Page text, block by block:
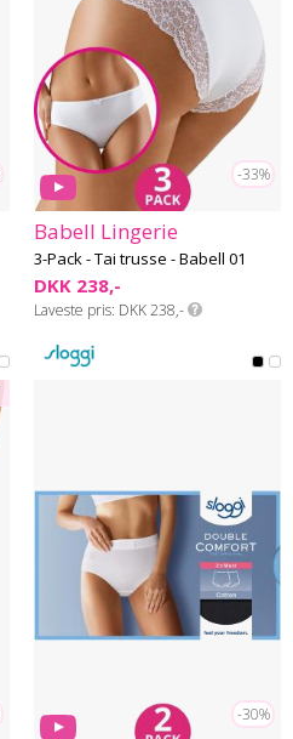
-33%
Babell Lingerie
3-Pack - Tai trusse - Babell 01
DKK 238,-
Laveste pris DKK 238,-
-30%